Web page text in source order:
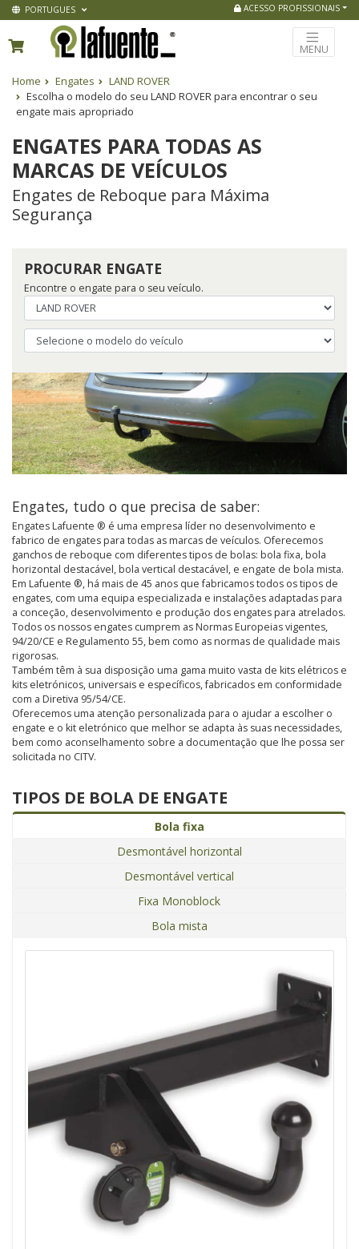
PORTUGUES ACESSO PROFISSIONAIS
MENU
Home Engates
LAND ROVER
Escolha o modelo do seu LAND ROVER para encontrar o seu
engate mais apropriado
ENGATES PARA TODAS AS
MARCAS DE VEÍCULOS
Engates de Reboque para Máxima
Segurança
PROCURAR ENGATE
Encontre o engate para o seu veículo.
Engates, tudo o que precisa de saber:
Engates Lafuente ® é uma empresa líder no desenvolvimento e
fabrico de engates para todas as marcas de veículos. Oferecemos
ganchos de reboque com diferentes tipos de bolas: bola fixa, bola
horizontal destacável, bola vertical destacável, e engate de bola mista.
Em Lafuente ®, há mais de 45 anos que fabricamos todos os tipos de
engates, com uma equipa especializada e instalações adaptadas para
a conceção, desenvolvimento e produção dos engates para atrelados.
Todos os nossos engates cumprem as Normas Europeias vigentes,
94/20/CE e Regulamento 55, bem como as normas de qualidade mais
rigorosas.
Também têm à sua disposição uma gama muito vasta de kits elétricos e
kits eletrónicos, universais e específicos, fabricados em conformidade
com a Diretiva 95/54/CE.
Oferecemos uma atenção personalizada para o ajudar a escolher o
engate e o kit eletrónico que melhor se adapta às suas necessidades,
bem como aconselhamento sobre a documentação que lhe possa ser
solicitada no CITV.
TIPOS DE BOLA DE ENGATE
Bola fixa
Desmontável horizontal
Desmontável vertical
Fixa Monoblock
Bola mista